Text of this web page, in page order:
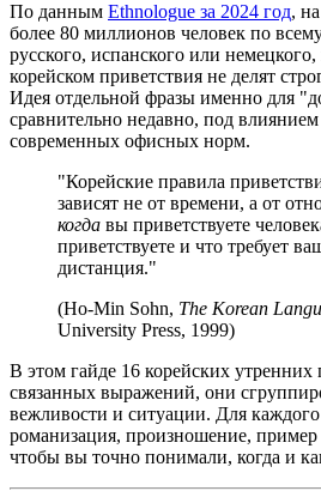
По данным Ethnologue за 2024 год,
более 80 миллионов человек по
русского, испанского или
корейском приветствия не делят
Идея отдельной фразы именно для
сравнительно недавно, под
современных офисных норм.
"Корейские правила
зависят не от времени, а от
когда вы приветствуете
приветствуете и что требует
дистанция."
(Ho-Min Sohn, The Korean
University Press, 1999)
В этом гайде 16 корейских утренних
связанных выражений, они
вежливости и ситуации. Для каждого
романизация, произношение, пример
чтобы вы точно понимали, когда и